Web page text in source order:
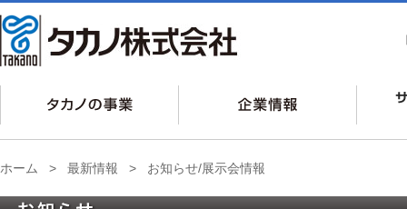
ホーム > 最新情報 > お知らせ/展示会情報